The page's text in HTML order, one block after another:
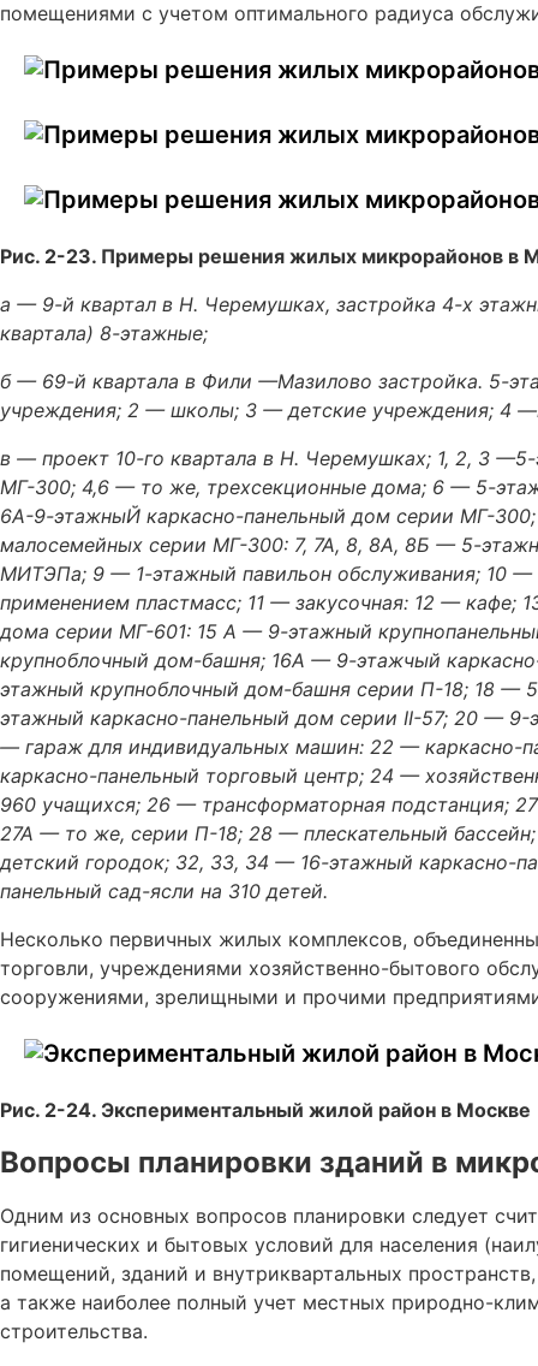
помещениями с учетом оптимального радиуса
Рис. 2-23. Примеры решения жилых микрорайонов в
а — 9-й квартал в Н. Черемушках, застройка 4-х
квартала) 8-этажные;
б — 69-й квартала в Фили —Мазилово застройка. 5-
учреждения; 2 — школы; 3 — детские учреждения; 4
в — проект 10-го квартала в Н. Черемушках; 1, 2, 3
МГ-300; 4,6 — то же, трехсекционные дома; 6 — 5-
6А-9-этажныЙ каркасно-панельный дом серии МГ-
малосемейных серии МГ-300: 7, 7А, 8, 8А, 8Б — 5-
МИТЭПа; 9 — 1-этажный павильон обслуживания; 10
применением пластмасс; 11 — закусочная: 12 — кафе;
дома серии МГ-601: 15 А — 9-этажный
крупноблочный дом-башня; 16А — 9-этажчый
этажный крупноблочный дом-башня серии П-18; 18 —
этажный каркасно-панельный дом серии II-57; 20 —
— гараж для индивидуальных машин: 22 — каркасно-
каркасно-панельный торговый центр; 24 —
960 учащихся; 26 — трансформаторная подстанция;
27А — то же, серии П-18; 28 — плескательный
детский городок; 32, 33, 34 — 16-этажный каркасно-
панельный сад-ясли на 310 детей.
Несколько первичных жилых комплексов,
торговли, учреждениями хозяйственно-бытового
сооружениями, зрелищными и прочими
Рис. 2-24. Экспериментальный жилой район в Москве
Вопросы планировки зданий в
Одним из основных вопросов планировки следует
гигиенических и бытовых условий для населения
помещений, зданий и внутриквартальных
а также наиболее полный учет местных природно-
строительства.